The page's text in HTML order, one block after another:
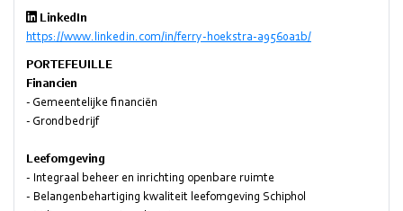
LinkedIn
https://www.linkedin.com/in/ferry-hoekstra-a9560a1b/
PORTEFEUILLE
Financien
- Gemeentelijke financiën
- Grondbedrijf
Leefomgeving
- Integraal beheer en inrichting openbare ruimte
- Belangenbehartiging kwaliteit leefomgeving Schiphol